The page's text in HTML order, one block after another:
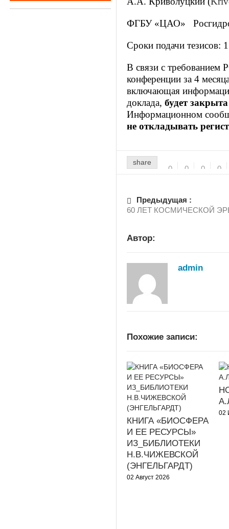
ФГБУ «ЦАО»
Сроки подачи тезисов:
В связи с требованием
конференции за 4
включающая
доклада, будет
Информационном
не откладывать
share
0 0 0 0
Предыдущая :
60 ЛЕТ КОСМИЧЕСКОЙ
Автор:
admin
Похожие записи:
КНИГА «БИОСФЕРА
И ЕЕ РЕСУРСЫ»
ИЗ_БИБЛИОТЕКИ
Н.В.ЧИЖЕВСКОЙ
(ЭНГЕЛЬГАРДТ)
02 Август 2026
02